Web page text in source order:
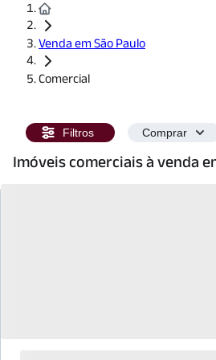
Venda em São Paulo
Comercial
Filtros Comprar
Imóveis comerciais à venda